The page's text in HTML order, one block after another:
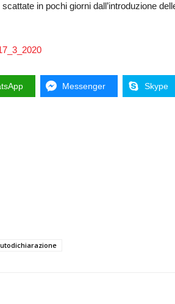
in pochi giorni dall’introduzione
Messenger Skype